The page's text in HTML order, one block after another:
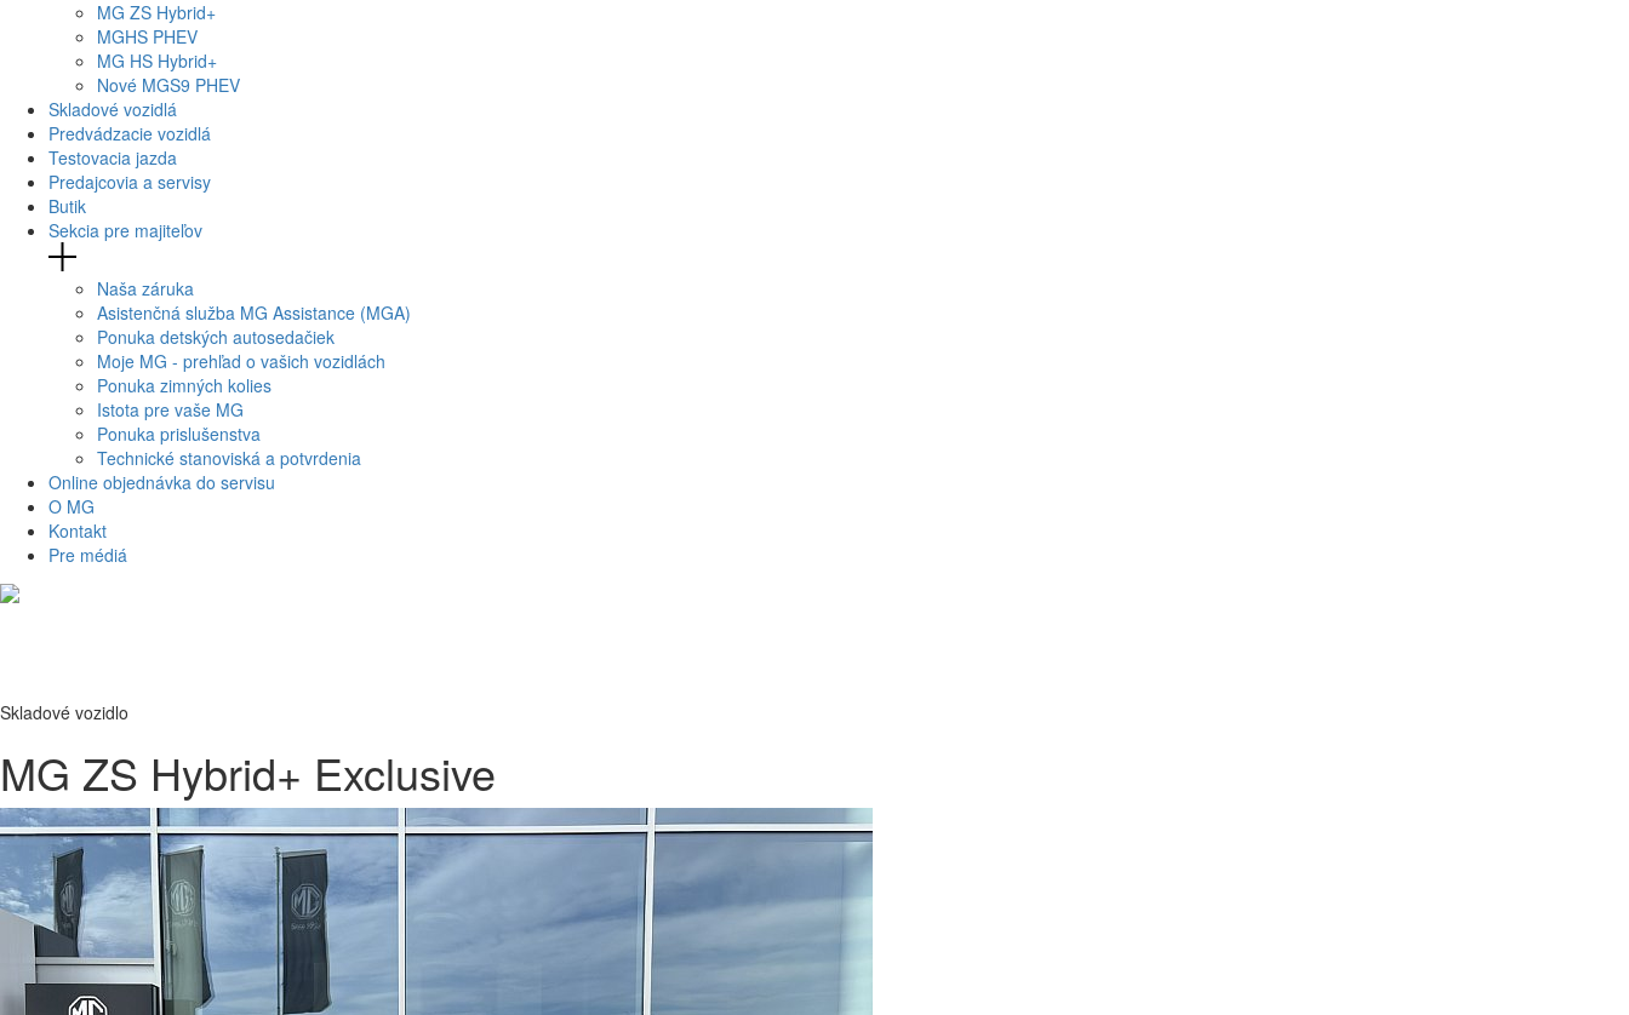
MG ZS Hybrid+
MGHS PHEV
MG HS Hybrid+
Nové MGS9 PHEV
Skladové vozidlá
Predvádzacie vozidlá
Testovacia jazda
Predajcovia a servisy
Butik
Sekcia pre majiteľov
Naša záruka
Asistenčná služba MG Assistance (MGA)
Ponuka detských autosedačiek
Moje MG - prehľad o vašich vozidlách
Ponuka zimných kolies
Istota pre vaše MG
Ponuka prislušenstva
Technické stanoviská a potvrdenia
Online objednávka do servisu
O MG
Kontakt
Pre médiá
Skladové vozidlo
MG ZS Hybrid+ Exclusive